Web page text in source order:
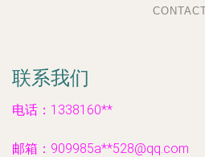
联系我们
电话：1338160**
邮箱：909985a**528@qq.com